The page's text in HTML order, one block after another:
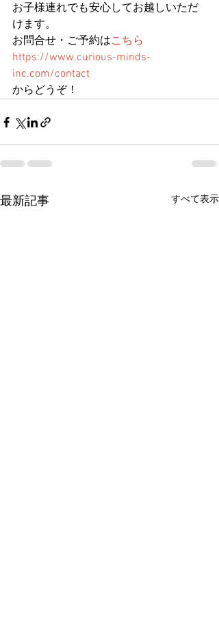
お子様連れでも安心してお越しいただ
けます。
お問合せ・ご予約はこちら
https://www.curious-minds-
inc.com/contact
からどうぞ！
最新記事 すべて表示